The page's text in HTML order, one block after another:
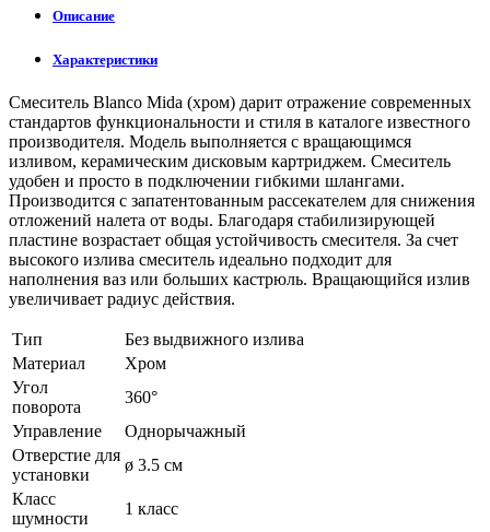
Описание
Характеристики
Смеситель Blanco Mida (хром) дарит отражение современных
стандартов функциональности и стиля в каталоге известного
производителя. Модель выполняется с вращающимся
изливом, керамическим дисковым картриджем. Смеситель
удобен и просто в подключении гибкими шлангами.
Производится с запатентованным рассекателем для снижения
отложений налета от воды. Благодаря стабилизирующей
пластине возрастает общая устойчивость смесителя. За счет
высокого излива смеситель идеально подходит для
наполнения ваз или больших кастрюль. Вращающийся излив
увеличивает радиус действия.
Тип
Без выдвижного излива
Материал
Хром
Угол
поворота
360°
Управление
Однорычажный
Отверстие для
установки
ø 3.5 см
Класс
шумности
1 класс